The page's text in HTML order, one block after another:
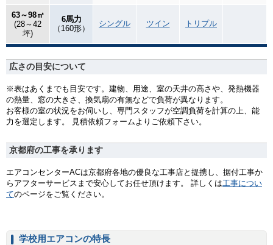
63～98㎡
(28～42
坪)
6馬力
（160形）
シングル ツイン トリプル
広さの目安について
※表はあくまでも目安です。建物、用途、室の天井の高さや、発熱機器
の熱量、窓の大きさ、換気扇の有無などで負荷が異なります。
お客様の室の状況をお伺いし、専門スタッフが空調負荷を計算の上、能
力を選定します。 見積依頼フォームよりご依頼下さい。
京都府の工事を承ります
エアコンセンターACは京都府各地の優良な工事店と提携し、据付工事か
らアフターサービスまで安心してお任せ頂けます。 詳しくは工事につい
てのページをご覧ください。
学校用エアコンの特長